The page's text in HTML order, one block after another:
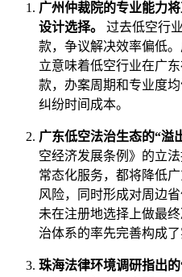
广州仲裁院的专业能力
设计选择。
过去低空行
款，争议解决效率偏低
立意味着低空行业在广
款，办案周期和专业度
纠纷时间成本。
广东低空法治生态的“溢
空经济发展条例》的立
常态化服务，都将降低
风险，同时形成对周边
未在注册地选择上做最
治体系的率先完善构成了
珠海法律环境调研指出